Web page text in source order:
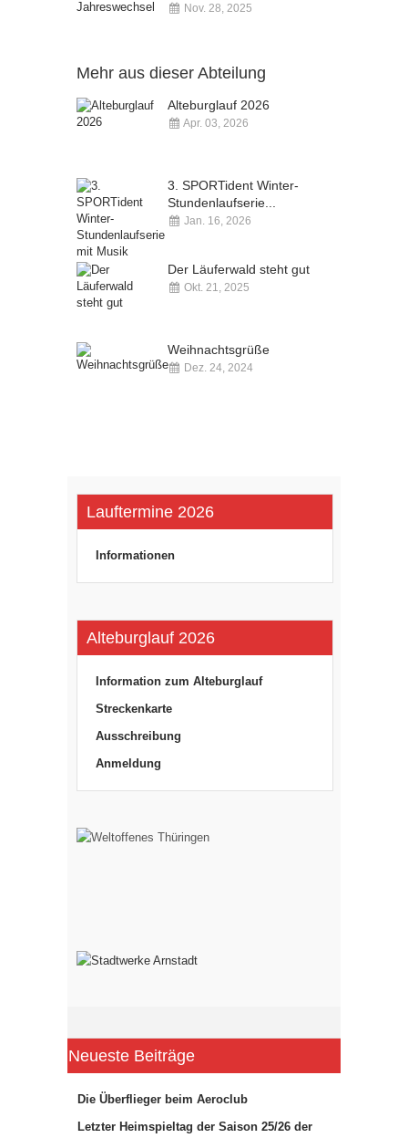
Nov. 28, 2025
Mehr aus dieser Abteilung
Alteburglauf 2026
Apr. 03, 2026
3. SPORTident Winter-
Stundenlaufserie...
Jan. 16, 2026
Der Läuferwald steht gut
Okt. 21, 2025
Weihnachtsgrüße
Dez. 24, 2024
Lauftermine 2026
Informationen
Alteburglauf 2026
Information zum Alteburglauf
Streckenkarte
Ausschreibung
Anmeldung
Neueste Beiträge
Die Überflieger beim Aeroclub
Letzter Heimspieltag der Saison 25/26 der